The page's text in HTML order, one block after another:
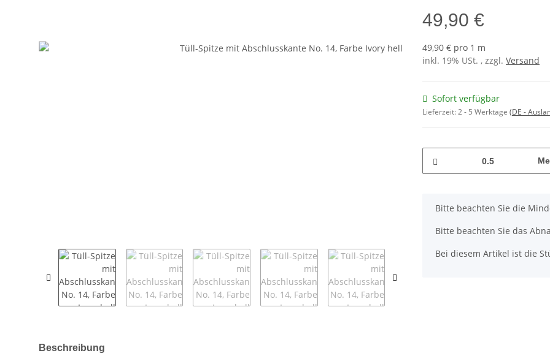
49,90 €
49,90 € pro 1 m
inkl. 19% USt. , zzgl. Versand
Sofort verfügbar
Lieferzeit:2 - 5 Werktage (DE -
x
Bitte beachten Sie die
Bitte beachten Sie das
Bei diesem Artikel ist die
weitere Registerkarten anzeigen
Beschreibung